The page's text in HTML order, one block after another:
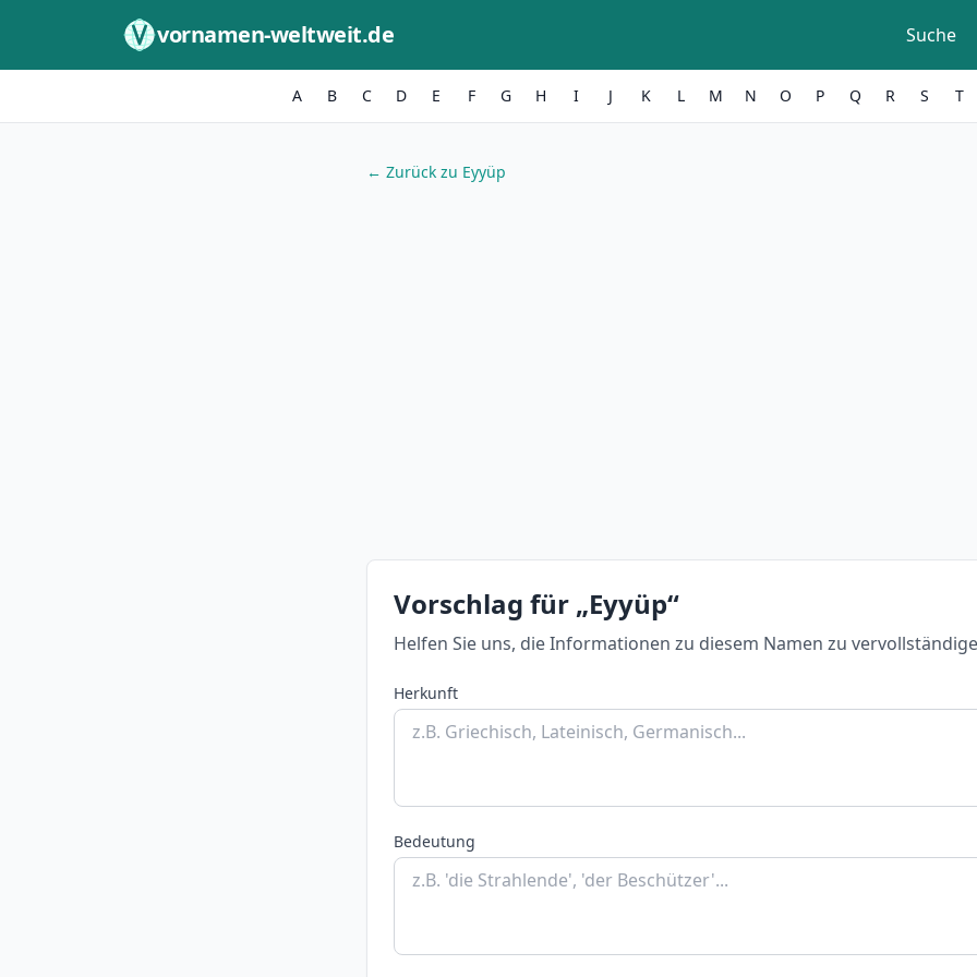
vornamen-weltweit.de Suche
A B C D E F G H I J K L M N O P Q R S T
← Zurück zu Eyyüp
Vorschlag für „Eyyüp“
Helfen Sie uns, die Informationen zu diesem Namen zu
Herkunft
Bedeutung